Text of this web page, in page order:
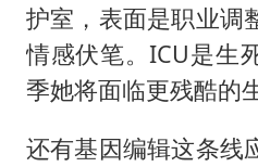
护室，表面是职业调
情感伏笔。ICU是生
季她将面临更残酷的
还有基因编辑这条线